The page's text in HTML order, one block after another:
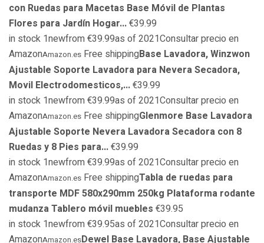
con Ruedas para Macetas Base Móvil de Plantas
Flores para Jardín Hogar...€39.99
in stock 1newfrom €39.99as of 2021Consultar precio en
AmazonAmazon.es Free shippingBase Lavadora, Winzwon
Ajustable Soporte Lavadora para Nevera Secadora,
Movil Electrodomesticos,...€39.99
in stock 1newfrom €39.99as of 2021Consultar precio en
AmazonAmazon.es Free shippingGlenmore Base Lavadora
Ajustable Soporte Nevera Lavadora Secadora con 8
Ruedas y 8 Pies para...€39.99
in stock 1newfrom €39.99as of 2021Consultar precio en
AmazonAmazon.es Free shippingTabla de ruedas para
transporte MDF 580x290mm 250kg Plataforma rodante
mudanza Tablero móvil muebles €39.95
in stock 1newfrom €39.95as of 2021Consultar precio en
AmazonAmazon.esDewel Base Lavadora, Base Ajustable